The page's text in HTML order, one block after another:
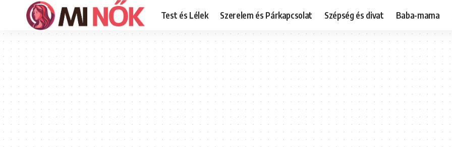
Test és Lélek Szerelem és Párkapcsolat Szépség és divat Baba-mama